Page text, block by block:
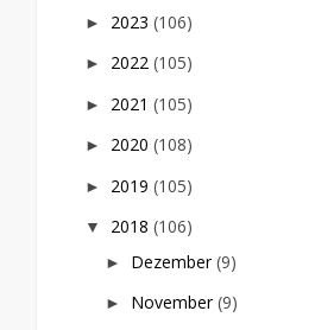
► 2023 (106)
► 2022 (105)
► 2021 (105)
► 2020 (108)
► 2019 (105)
▼ 2018 (106)
► Dezember(9)
► November(9)